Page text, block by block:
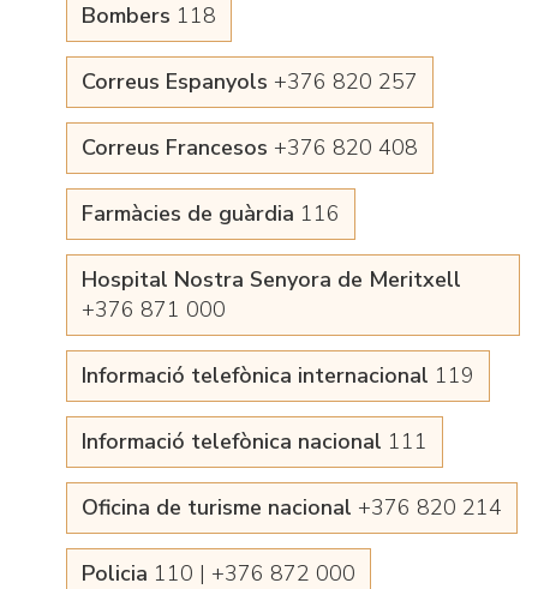
Bombers 118
Correus Espanyols +376 820 257
Correus Francesos +376 820 408
Farmàcies de guàrdia 116
Hospital Nostra Senyora de Meritxell
+376 871 000
Informació telefònica internacional 119
Informació telefònica nacional 111
Oficina de turisme nacional +376 820 214
Policia 110 | +376 872 000